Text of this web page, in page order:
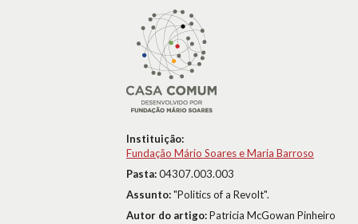
Instituição:
Fundação Mário Soares e Maria Barroso
Pasta:04307.003.003
Assunto:"Politics of a Revolt".
Autor do artigo:Patricia McGowan Pinheiro